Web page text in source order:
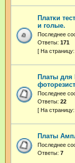
Платки
и голые.
Последнее
Ответы: 171
Платы для
Последнее
Ответы: 22
Платы
Последнее
Ответы: 7